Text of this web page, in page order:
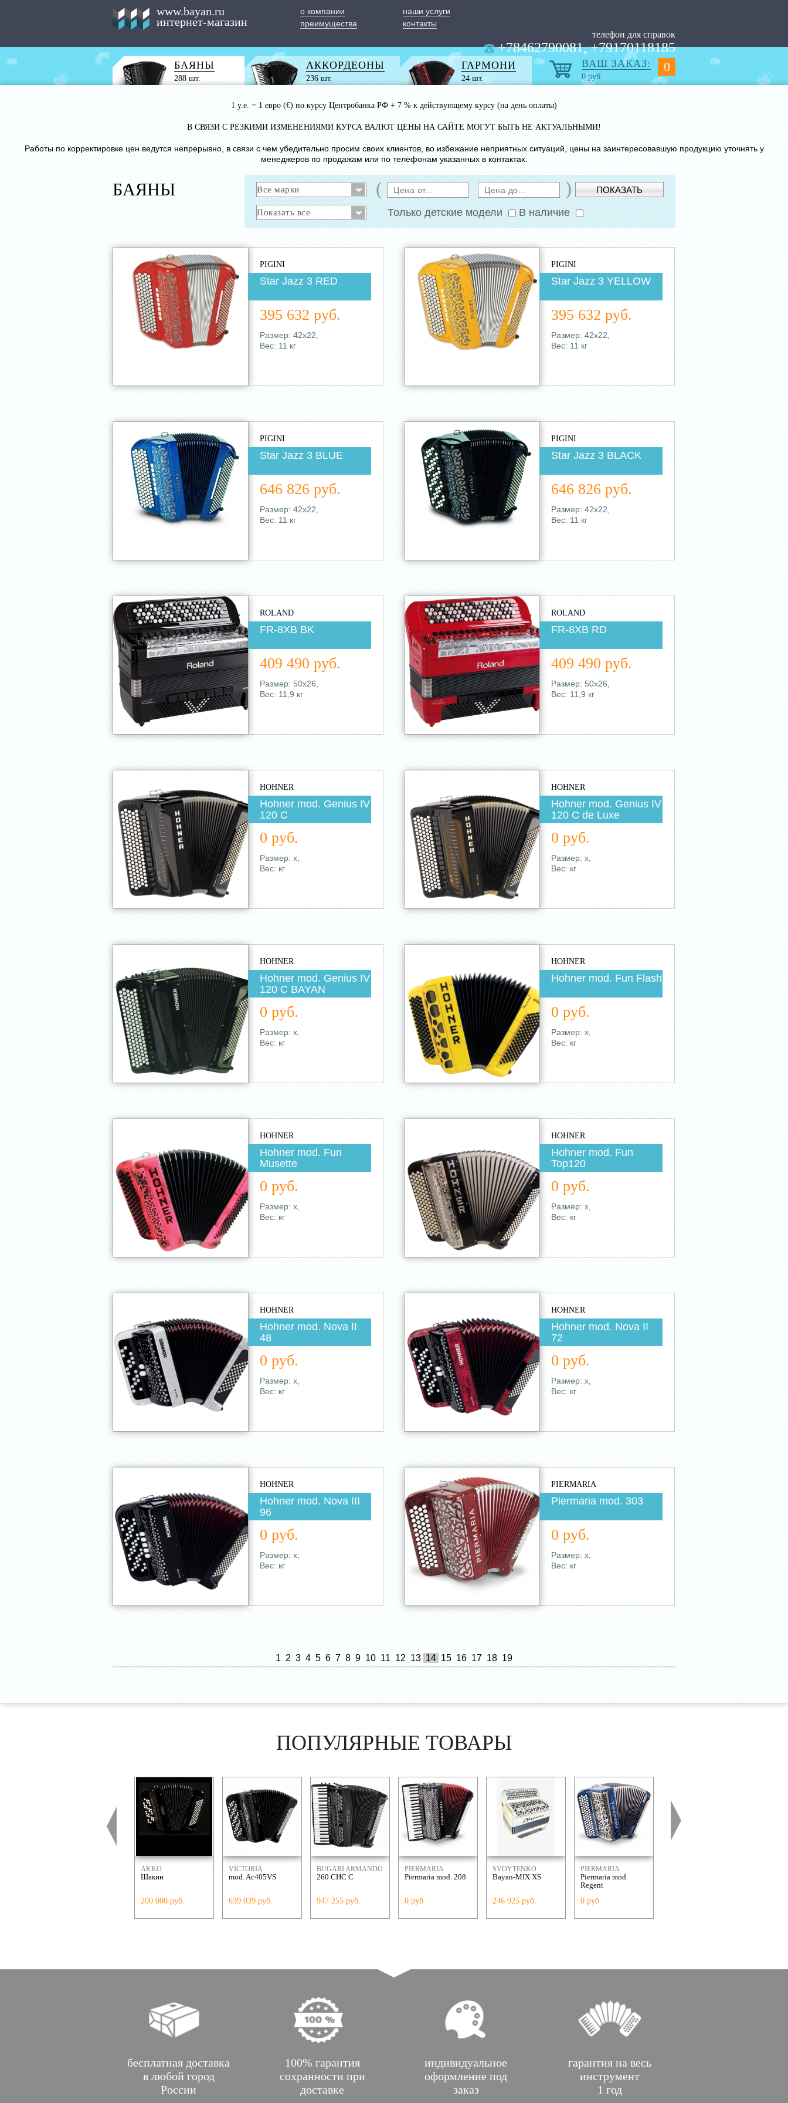
www.bayan.ru
интернет-магазин
о компании
наши услуги
преимущества
контакты
телефон для справок
+78462790081, +79170118185
БАЯНЫ
288 шт.
АККОРДЕОНЫ
236 шт.
ГАРМОНИ
24 шт.
0
ВАШ ЗАКАЗ:
0руб.
1 у.е. = 1 евро (€) по курсу Центробанка РФ + 7 % к действующему курсу (на день оплаты)
В СВЯЗИ С РЕЗКИМИ ИЗМЕНЕНИЯМИ КУРСА ВАЛЮТ ЦЕНЫ НА САЙТЕ МОГУТ БЫТЬ НЕ АКТУАЛЬНЫМИ!
Работы по корректировке цен ведутся непрерывно, в связи с чем убедительно просим своих клиентов, во избежание неприятных ситуаций, цены на заинтересовавшую продукцию уточнять у
менеджеров по продажам или по телефонам указанных в контактах.
БАЯНЫ ( ) ПОКАЗАТЬ
Только детские модели В наличие
PIGINI
Star Jazz 3 RED
395 632 руб.
Размер: 42х22,
Вес: 11 кг
PIGINI
Star Jazz 3 YELLOW
395 632 руб.
Размер: 42х22,
Вес: 11 кг
PIGINI
Star Jazz 3 BLUE
646 826 руб.
Размер: 42х22,
Вес: 11 кг
PIGINI
Star Jazz 3 BLACK
646 826 руб.
Размер: 42х22,
Вес: 11 кг
ROLAND
FR-8XB BK
409 490 руб.
Размер: 50х26,
Вес: 11,9 кг
ROLAND
FR-8XB RD
409 490 руб.
Размер: 50х26,
Вес: 11,9 кг
HOHNER
Hohner mod. Genius IV
120 C
0 руб.
Размер: х,
Вес: кг
HOHNER
Hohner mod. Genius IV
120 C de Luxe
0 руб.
Размер: х,
Вес: кг
HOHNER
Hohner mod. Genius IV
120 C BAYAN
0 руб.
Размер: х,
Вес: кг
HOHNER
Hohner mod. Fun Flash
0 руб.
Размер: х,
Вес: кг
HOHNER
Hohner mod. Fun
Musette
0 руб.
Размер: х,
Вес: кг
HOHNER
Hohner mod. Fun
Top120
0 руб.
Размер: х,
Вес: кг
HOHNER
Hohner mod. Nova II
48
0 руб.
Размер: х,
Вес: кг
HOHNER
Hohner mod. Nova II
72
0 руб.
Размер: х,
Вес: кг
HOHNER
Hohner mod. Nova III
96
0 руб.
Размер: х,
Вес: кг
PIERMARIA
Piermaria mod. 303
0 руб.
Размер: х,
Вес: кг
1 2 3 4 5 6 7 8 9 10 11 12 13 14 15 16 17 18 19
ПОПУЛЯРНЫЕ ТОВАРЫ
AKKO
Шакин
200 000 руб.
VICTORIA
mod. Ac405VS
639 039 руб.
BUGARI ARMANDO
260 CHC C
947 255 руб.
PIERMARIA
Piermaria mod. 208
0 руб.
SVOYTENKO
ACCORDIONS
Bayan-MIX XS
246 925 руб.
PIERMARIA
Piermaria mod.
Regent
0 руб.
бесплатная доставка
в любой город
России
100% гарантия
сохранности при
доставке
индивидуальное
оформление под
заказ
гарантия на весь
инструмент
1 год